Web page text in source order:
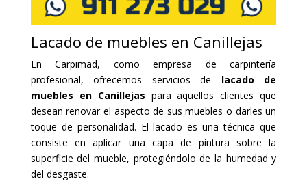
Lacado de muebles en Canillejas
En Carpimad, como empresa de carpintería
profesional, ofrecemos servicios de lacado de
muebles en Canillejas para aquellos clientes que
desean renovar el aspecto de sus muebles o darles un
toque de personalidad. El lacado es una técnica que
consiste en aplicar una capa de pintura sobre la
superficie del mueble, protegiéndolo de la humedad y
del desgaste.